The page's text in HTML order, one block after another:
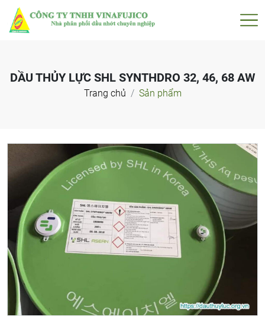
DẦU THỦY LỰC SHL SYNTHDRO 32, 46, 68 AW
Trang chủ Sản phẩm